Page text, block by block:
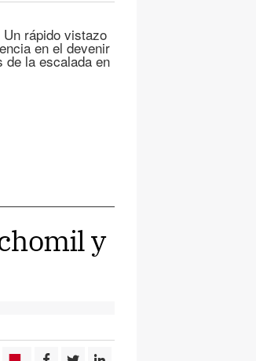
rápido vistazo
en el devenir
de la escalada en
y